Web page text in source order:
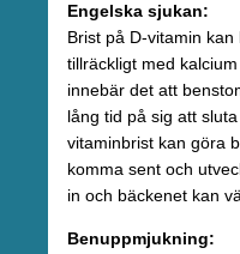
Engelska sjukan:
Brist på D-vitamin
tillräckligt med
innebär det att
lång tid på sig att
vitaminbrist kan göra
komma sent och
in och bäckenet kan
Benuppmjukning: